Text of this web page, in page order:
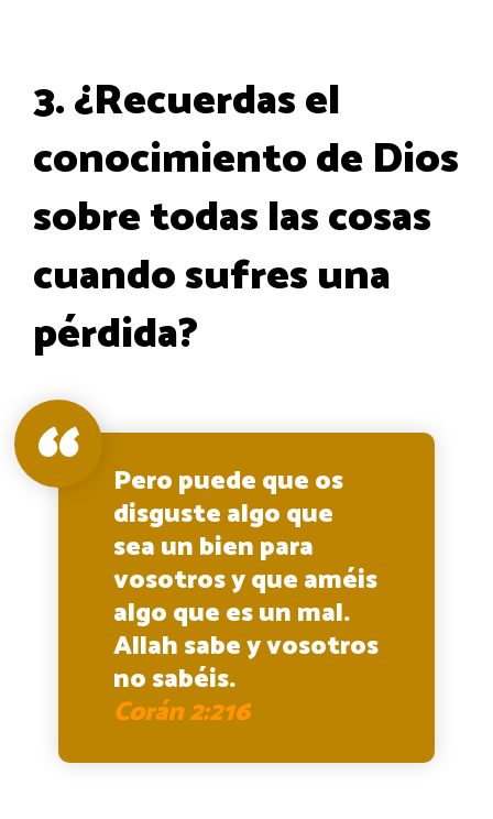
3. ¿Recuerdas el
conocimiento de Dios
sobre todas las cosas
cuando sufres una
pérdida?
Pero puede que os
disguste algo que
sea un bien para
vosotros y que améis
algo que es un mal.
Allah sabe y vosotros
no sabéis.
Corán 2:216